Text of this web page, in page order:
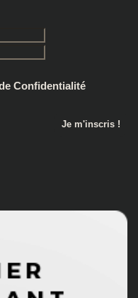
Confidentialité